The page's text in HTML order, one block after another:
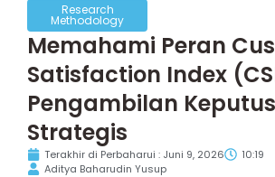
Research
Methodology
Memahami Peran
Satisfaction Index
Pengambilan
Strategis
Terakhir di Perbaharui : Juni 9, 2026
10:19
Aditya Baharudin Yusup